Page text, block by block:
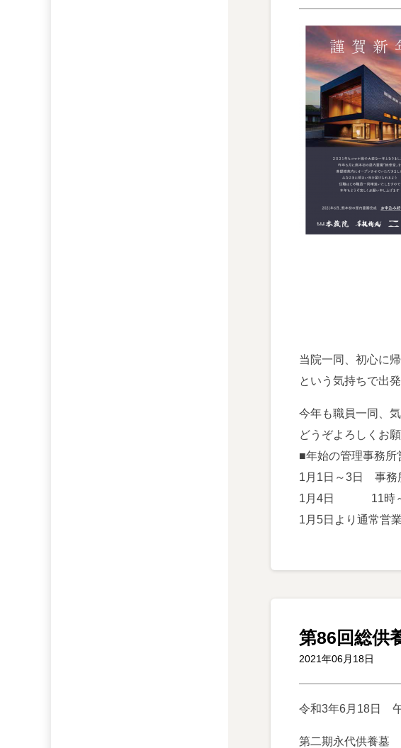
当院一同、初心に
という気持ちで出
今年も職員一同、
どうぞよろしくお
■年始の管理事務所
1月1日～3日 事務
1月4日 11時
1月5日より通常営
第86回総供
2021年06月18日
令和3年6月18日
第二期永代供養墓